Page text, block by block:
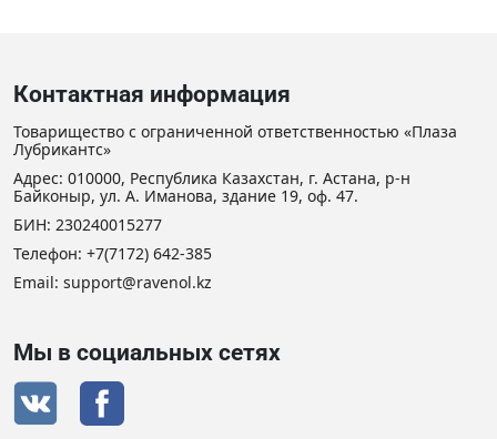
Контактная информация
Товарищество с ограниченной ответственностью «Плаза
Лубрикантс»
Адрес: 010000, Республика Казахстан, г. Астана, р-н
Байконыр, ул. А. Иманова, здание 19, оф. 47.
БИН: 230240015277
Телефон: +7(7172) 642-385
Email: support@ravenol.kz
Мы в социальных сетях